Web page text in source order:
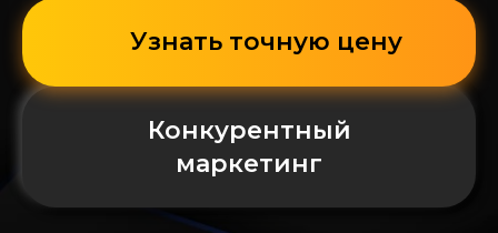
Узнать точную цену
Конкурентный
маркетинг